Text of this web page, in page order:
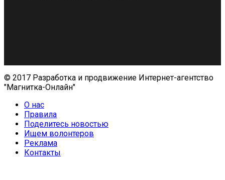
© 2017 Разработка и продвижение Интернет-агентство
"Магнитка-Онлайн"
О нас
Правила
Поделитесь новостью
Ищем волонтеров
Реклама
Контакты